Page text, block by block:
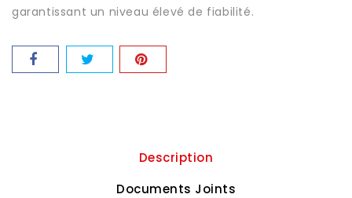
garantissant un niveau élevé de fiabilité.
Description
Documents Joints